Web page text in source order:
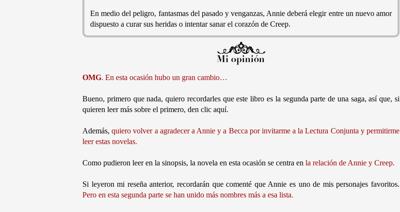
En medio del peligro, fantasmas del pasado y venganzas, Annie deberá elegir entre un nuevo amor
dispuesto a curar sus heridas o intentar sanar el corazón de Creep.
OMG. En esta ocasión hubo un gran cambio…
Bueno, primero que nada, quiero recordarles que este libro es la segunda parte de una saga, así que, si
quieren leer más sobre el primero, den clic aquí.
Además,quiero volver a agradecer a Annie y a Becca por invitarme a la Lectura Conjunta y permitirme
leer estas novelas.
Como pudieron leer en la sinopsis, la novela en esta ocasión se centra en la relación de Annie y Creep.
Si leyeron mi reseña anterior, recordarán que comenté que Annie es uno de mis personajes favoritos.
Pero en esta segunda parte se han unido más nombres más a esa lista.